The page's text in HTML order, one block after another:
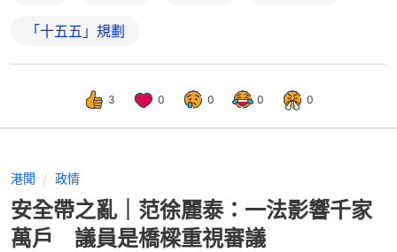
「十五五」規劃
3 0 0 0 0
港聞 政情
安全帶之亂｜范徐麗泰：一法影響千家
萬戶 議員是橋樑重視審議